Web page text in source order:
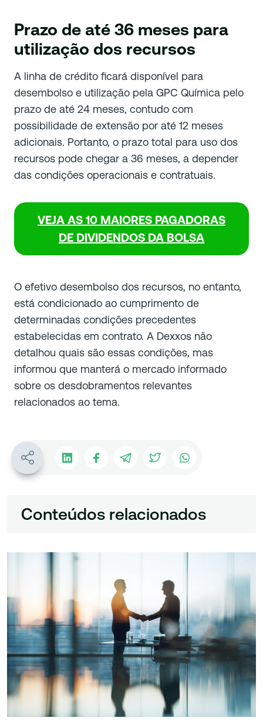
Prazo de até 36 meses para
utilização dos recursos
A linha de crédito ficará disponível para
desembolso e utilização pela GPC Química pelo
prazo de até 24 meses, contudo com
possibilidade de extensão por até 12 meses
adicionais. Portanto, o prazo total para uso dos
recursos pode chegar a 36 meses, a depender
das condições operacionais e contratuais.
VEJA AS 10 MAIORES PAGADORAS
DE DIVIDENDOS DA BOLSA
O efetivo desembolso dos recursos, no entanto,
está condicionado ao cumprimento de
determinadas condições precedentes
estabelecidas em contrato. A Dexxos não
detalhou quais são essas condições, mas
informou que manterá o mercado informado
sobre os desdobramentos relevantes
relacionados ao tema.
Conteúdos relacionados